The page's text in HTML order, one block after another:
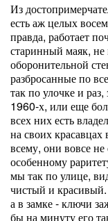
Из
есть аж целых
правда, работает
старинный маяк, не
оборонительной
разбросанные по
так по улочке и
1960-х, или еще
всех них есть
на своих
всему, они вовсе
особенному
мы так по улице,
чистый и
а в замке - ключи
бы на минуту его